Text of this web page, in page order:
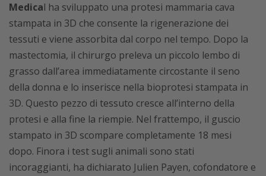
Medical ha sviluppato una protesi mammaria cava
stampata in 3D che consente la rigenerazione dei
tessuti e viene assorbita dal corpo nel tempo. Dopo la
mastectomia, il chirurgo preleva un piccolo lembo di
grasso dall’area immediatamente circostante il seno
della donna e lo inserisce nella bioprotesi stampata in
3D. Questo pezzo di tessuto cresce all’interno della
protesi e alla fine la riempie. Nel frattempo, il guscio
stampato in 3D scompare completamente 18 mesi
dopo. Finora i test sugli animali sono stati
incoraggianti, ha dichiarato Julien Payen, cofondatore e